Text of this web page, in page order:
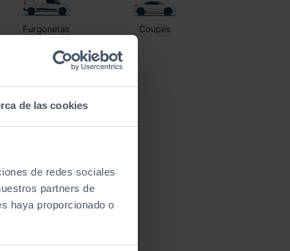
de las cookies
de redes sociales
partners de
haya proporcionado o
Furgonetas Coupés
satisfechos!